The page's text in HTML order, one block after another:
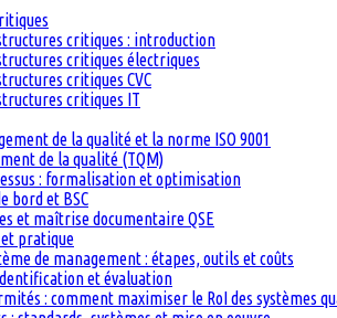
critiques : introduction
critiques électriques
critiques CVC
critiques IT
de la qualité et la norme ISO 9001
de la qualité (TQM)
: formalisation et optimisation
bord et BSC
et maîtrise documentaire QSE
pratique
de management : étapes, outils et coûts
et évaluation
: comment maximiser le RoI des systèmes